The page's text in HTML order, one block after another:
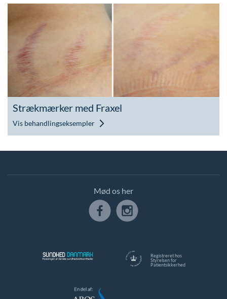
Strækmærker med Fraxel
Vis behandlingseksempler
Registreret hos
Styrelsen for
Patientsikkerhed
Mød os her